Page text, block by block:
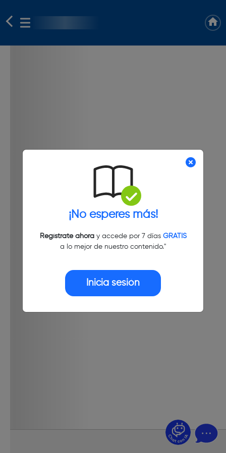
¡No esperes más!
Regístrate ahoray accede por 7 días GRATIS
a lo mejor de nuestro contenido."
Inicia sesión